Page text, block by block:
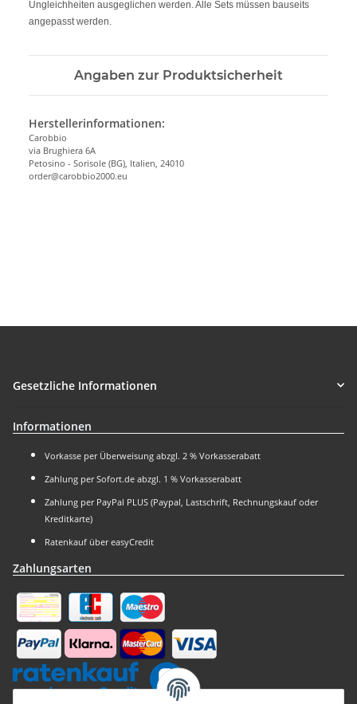
Ungleichheiten ausgeglichen werden. Alle Sets müssen bauseits
angepasst werden.
Angaben zur Produktsicherheit
Herstellerinformationen:
Carobbio
via Brughiera 6A
Petosino - Sorisole (BG), Italien, 24010
order@carobbio2000.eu
Gesetzliche Informationen
Informationen
Vorkasse per Überweisung abzgl. 2 % Vorkasserabatt
Zahlung per Sofort.de abzgl. 1 % Vorkasserabatt
Zahlung per PayPal PLUS (Paypal, Lastschrift, Rechnungskauf oder
Kreditkarte)
Ratenkauf über easyCredit
Zahlungsarten